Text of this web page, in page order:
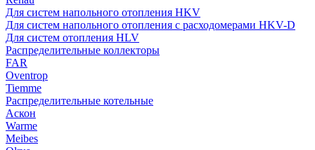
Для систем напольного отопления HKV
Для систем напольного отопления с расходомерами HKV-D
Для систем отопления HLV
Распределительные коллекторы
FAR
Oventrop
Tiemme
Распределительные котельные
Аскон
Warme
Meibes